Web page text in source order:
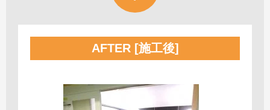
AFTER [施工後]